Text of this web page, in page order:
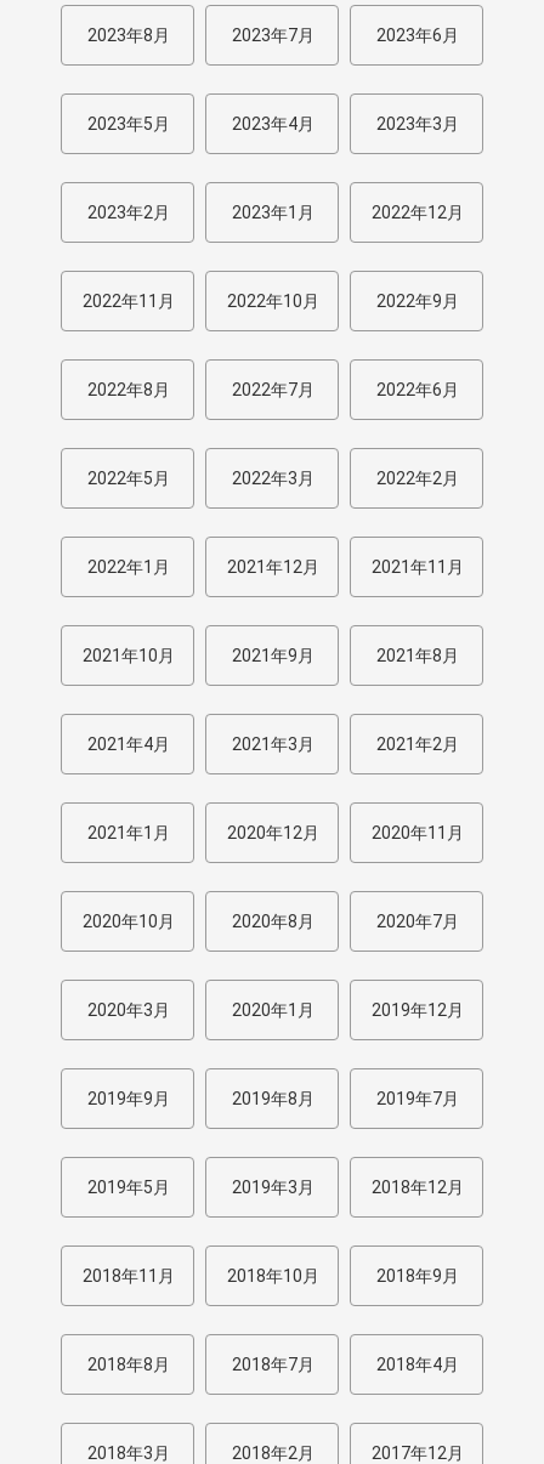
2023年8月 2023年7月 2023年6月
2023年5月 2023年4月 2023年3月
2023年2月 2023年1月 2022年12月
2022年11月 2022年10月 2022年9月
2022年8月 2022年7月 2022年6月
2022年5月 2022年3月 2022年2月
2022年1月 2021年12月 2021年11月
2021年10月 2021年9月 2021年8月
2021年4月 2021年3月 2021年2月
2021年1月 2020年12月 2020年11月
2020年10月 2020年8月 2020年7月
2020年3月 2020年1月 2019年12月
2019年9月 2019年8月 2019年7月
2019年5月 2019年3月 2018年12月
2018年11月 2018年10月 2018年9月
2018年8月 2018年7月 2018年4月
2018年3月 2018年2月 2017年12月